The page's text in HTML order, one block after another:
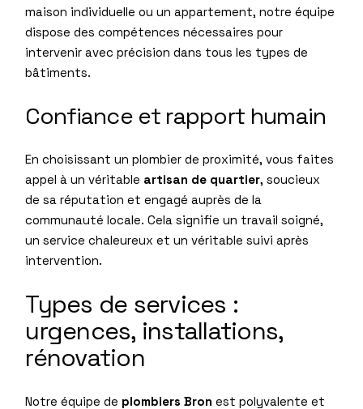
maison individuelle ou un appartement, notre équipe
dispose des compétences nécessaires pour
intervenir avec précision dans tous les types de
bâtiments.
Confiance et rapport humain
En choisissant un plombier de proximité, vous faites
appel à un véritable artisan de quartier, soucieux
de sa réputation et engagé auprès de la
communauté locale. Cela signifie un travail soigné,
un service chaleureux et un véritable suivi après
intervention.
Types de services :
urgences, installations,
rénovation
Notre équipe de plombiers Bron est polyvalente et